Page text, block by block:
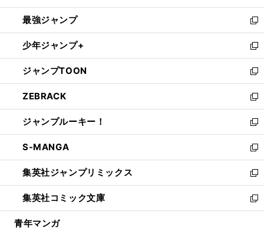
ン
ド
ウ
で
開
く
ウ
ィ
ン
ド
ウ
で
開
く
し
い
ウ
ィ
ン
ド
ウ
で
開
く
最強ジャンプ
新
し
い
ウ
ィ
ン
ド
ウ
で
開
く
少年ジャンプ+
新
し
い
ウ
ィ
ン
ド
ウ
で
開
く
ジャンプTOON
新
し
い
ウ
ィ
ン
ド
ウ
で
開
く
ZEBRACK
新
し
い
ウ
ィ
ン
ド
ウ
で
開
ジャンプルーキー！
新
し
い
ウ
ィ
ン
ド
ウ
S-MANGA
新
し
い
ウ
ィ
ン
集英社ジャンプリミックス
新
し
い
ウ
集英社コミック文庫
新
し
青年マンガ